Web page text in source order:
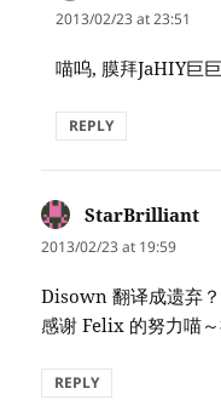
2013/02/23 at 23:51
喵呜, 膜拜JaHIY巨
REPLY
StarBrilliant
2013/02/23 at 19:59
Disown 翻译成遗弃？
感谢 Felix 的努力喵
REPLY